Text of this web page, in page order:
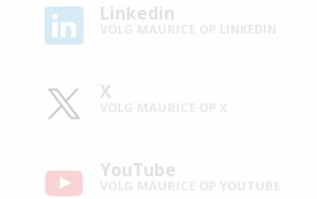
Linkedin
X
YouTube